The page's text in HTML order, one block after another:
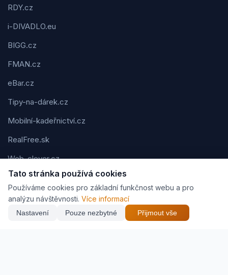
RDY.cz
i-DIVADLO.eu
BIGG.cz
FMAN.cz
eBar.cz
Tipy-na-dárek.cz
Mobilní-kadeřnictví.cz
RealFree.sk
Web-clever.cz
Kvízov.cz
Karavaning.net
CVčko.eu
Tato stránka používá cookies
Používáme cookies pro základní funkčnost webu a pro
analýzu návštěvnosti. Více informací
Nastavení Pouze nezbytné Přijmout vše